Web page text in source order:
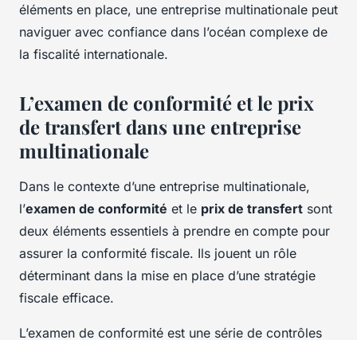
éléments en place, une entreprise multinationale peut
naviguer avec confiance dans l’océan complexe de
la fiscalité internationale.
L’examen de conformité et le prix
de transfert dans une entreprise
multinationale
Dans le contexte d’une entreprise multinationale,
l’examen de conformité et le prix de transfert sont
deux éléments essentiels à prendre en compte pour
assurer la conformité fiscale. Ils jouent un rôle
déterminant dans la mise en place d’une stratégie
fiscale efficace.
L’examen de conformité est une série de contrôles